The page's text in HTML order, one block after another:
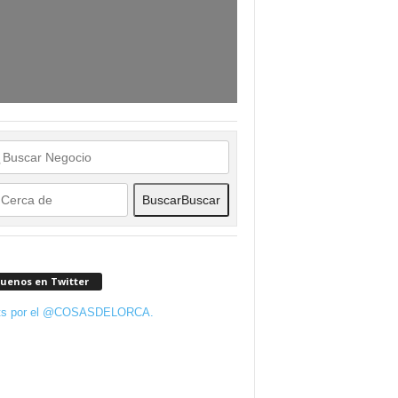
BuscarBuscar
en Twitter
por el @COSASDELORCA.